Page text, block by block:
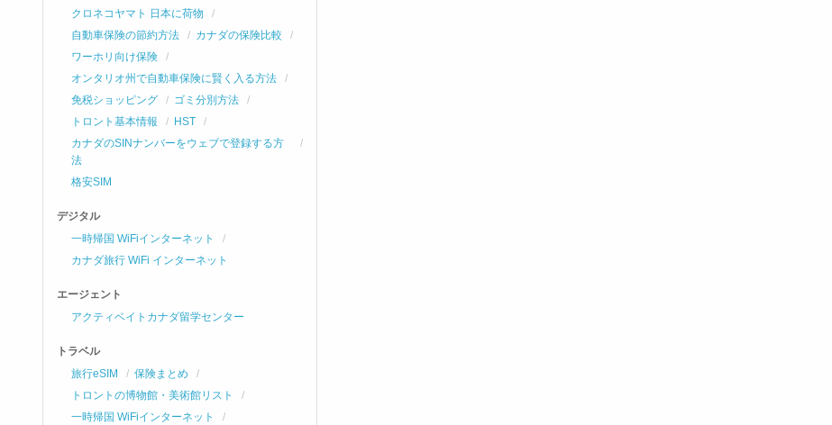
クロネコヤマト 日本に荷物
自動車保険の節約方法
カナダの保険比較
ワーホリ向け保険
オンタリオ州で自動車保険に賢く入る方法
免税ショッピング
ゴミ分別方法
トロント基本情報
HST
カナダのSINナンバーをウェブで登録する方
法
格安SIM
デジタル
一時帰国 WiFiインターネット
カナダ旅行 WiFi インターネット
エージェント
アクティベイトカナダ留学センター
トラベル
旅行eSIM
保険まとめ
トロントの博物館・美術館リスト
一時帰国 WiFiインターネット